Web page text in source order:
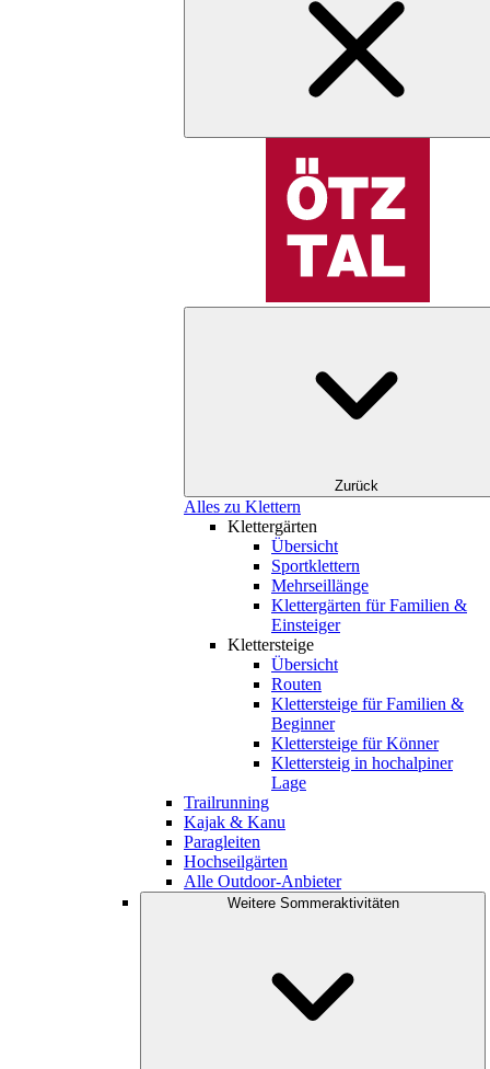
Zurück
Alles zu Klettern
Klettergärten
Übersicht
Sportklettern
Mehrseillänge
Klettergärten für Familien &
Einsteiger
Klettersteige
Übersicht
Routen
Klettersteige für Familien &
Beginner
Klettersteige für Könner
Klettersteig in hochalpiner
Lage
Trailrunning
Kajak & Kanu
Paragleiten
Hochseilgärten
Alle Outdoor-Anbieter
Weitere Sommeraktivitäten